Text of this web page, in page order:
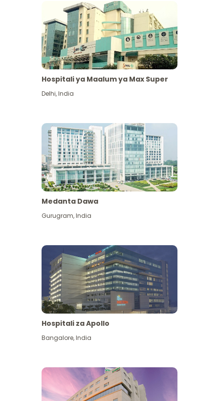
Hospitali ya Maalum ya Max Super
Delhi,India
Medanta Dawa
Gurugram,India
Hospitali za Apollo
Bangalore,India